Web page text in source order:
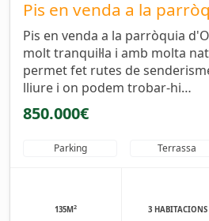
Pis en venda a la
Pis en venda a la parròquia
molt tranquil·la i amb molta
permet fet rutes de
lliure i on podem trobar-hi…
850.000€
Parking Terrassa
135M2 3 HABITACIONS